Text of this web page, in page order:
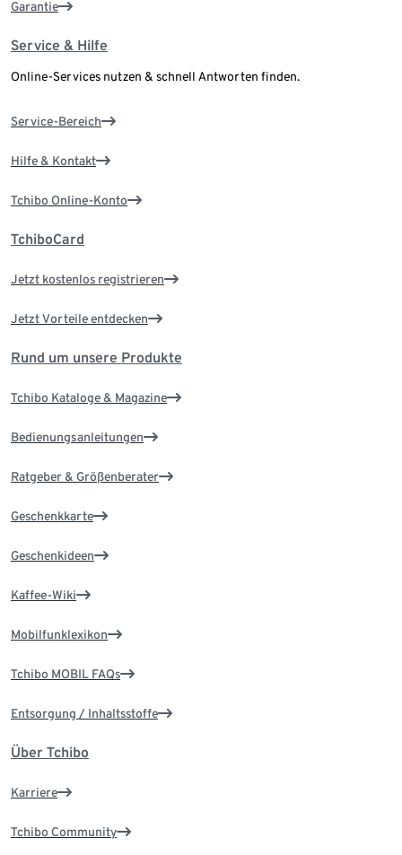
Garantie
Service & Hilfe
Online-Services nutzen & schnell Antworten finden.
Service-Bereich
Hilfe & Kontakt
Tchibo Online-Konto
TchiboCard
Jetzt kostenlos registrieren
Jetzt Vorteile entdecken
Rund um unsere Produkte
Tchibo Kataloge & Magazine
Bedienungsanleitungen
Ratgeber & Größenberater
Geschenkkarte
Geschenkideen
Kaffee-Wiki
Mobilfunklexikon
Tchibo MOBIL FAQs
Entsorgung / Inhaltsstoffe
Über Tchibo
Karriere
Tchibo Community